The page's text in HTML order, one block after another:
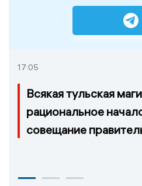
17:05
Всякая тульская
рациональное
совещание